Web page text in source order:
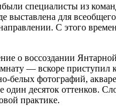
специалисты из
для
С этого
о воссоздании
— вскоре приступил к
белых фотографий,
десяток оттенков.
практике.